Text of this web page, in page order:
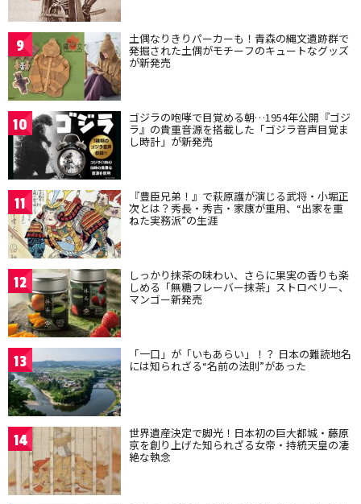
9 土偶なりきりパーカーも！青森の縄文遺跡群で
発掘された土偶がモチーフのキュートなグッズ
が新発売
10 ゴジラの咆哮で目覚める朝…1954年公開『ゴジ
ラ』の貴重音源を搭載した「ゴジラ音声目覚ま
し時計」が新発売
11 『豊臣兄弟！』で萩原護が演じる武将・小堀正
次とは？秀長・秀吉・家康が重用、“出家を重
ねた実務派”の生涯
12 しっかり抹茶の味わい、さらに果実の香りも楽
しめる「無糖フレーバー抹茶」ストロベリー、
マンゴー新発売
13 「一口」が「いもあらい」！？ 日本の難読地名
には知られざる“名前の法則”があった
14 世界遺産決定で脚光！日本初の巨大都城・藤原
京を創り上げた知られざる女帝・持統天皇の凄
絶な執念